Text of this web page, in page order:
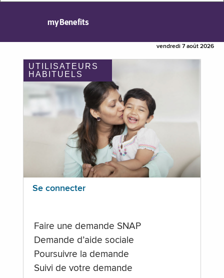
myBenefits
vendredi 7 août 2026
UTILISATEURS
HABITUELS
Se connecter
Faire une demande SNAP
Demande d’aide sociale
Poursuivre la demande
Suivi de votre demande